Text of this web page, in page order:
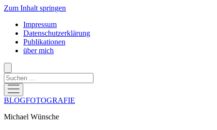
Zum Inhalt springen
Impressum
Datenschutzerklärung
Publikationen
über mich
Suchen
Menü
öffnen
BLOGFOTOGRAFIE
Michael Wünsche